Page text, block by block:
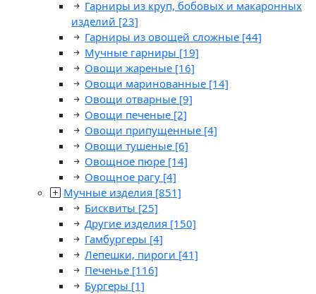
Гарниры из круп, бобовых и макаронных
изделий [23]
Гарниры из овощей сложные [44]
Мучные гарниры [19]
Овощи жареные [16]
Овощи маринованные [14]
Овощи отварные [9]
Овощи печеные [2]
Овощи припущенные [4]
Овощи тушеные [6]
Овощное пюре [14]
Овощное рагу [4]
Мучные изделия [851]
Бисквиты [25]
Другие изделия [150]
Гамбургеры [4]
Лепешки, пироги [41]
Печенье [116]
Бургеры [1]